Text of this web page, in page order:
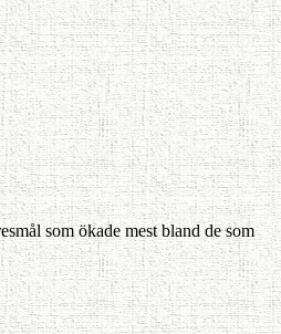
som ökade mest bland de som